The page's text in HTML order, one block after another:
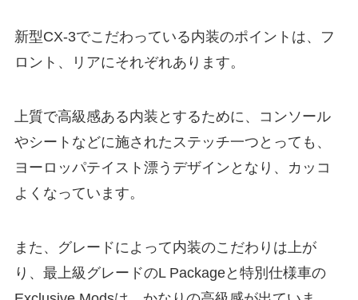
新型CX-3でこだわっている内装のポイントは、フ
ロント、リアにそれぞれあります。
上質で高級感ある内装とするために、コンソール
やシートなどに施されたステッチ一つとっても、
ヨーロッパテイスト漂うデザインとなり、カッコ
よくなっています。
また、グレードによって内装のこだわりは上が
り、最上級グレードのL Packageと特別仕様車の